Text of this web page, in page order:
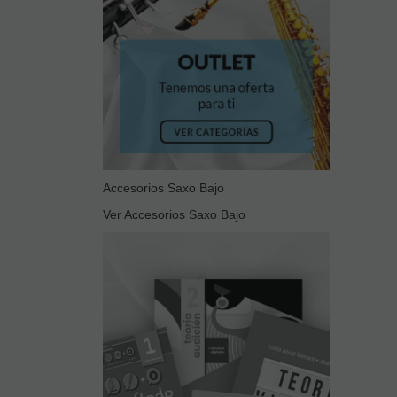
Accesorios Saxo Bajo
Ver Accesorios Saxo Bajo